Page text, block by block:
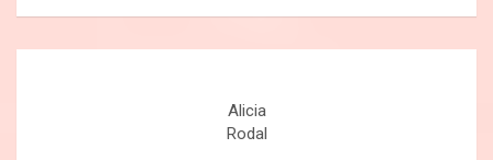
Alicia
Rodal